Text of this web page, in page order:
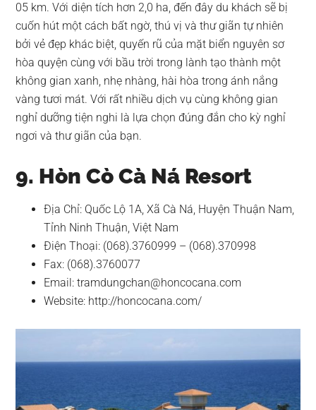
05 km. Với diện tích hơn 2,0 ha, đến đây du khách sẽ bị
cuốn hút một cách bất ngờ, thú vị và thư giãn tự nhiên
bởi vẻ đẹp khác biệt, quyến rũ của mặt biển nguyên sơ
hòa quyện cùng với bầu trời trong lành tạo thành một
không gian xanh, nhẹ nhàng, hài hòa trong ánh nắng
vàng tươi mát. Với rất nhiều dịch vụ cùng không gian
nghỉ dưỡng tiện nghi là lựa chọn đúng đắn cho kỳ nghỉ
ngơi và thư giãn của bạn.
9. Hòn Cò Cà Ná Resort
Địa Chỉ: Quốc Lộ 1A, Xã Cà Ná, Huyện Thuận Nam,
Tỉnh Ninh Thuận, Việt Nam
Điện Thoại: (068).3760999 – (068).370998
Fax: (068).3760077
Email:tramdungchan@honcocana.com
Website: http://honcocana.com/